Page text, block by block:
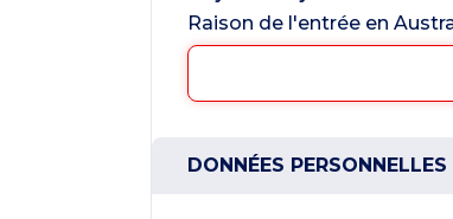
Raison de l'entrée en
DONNÉES PERSONNELLES